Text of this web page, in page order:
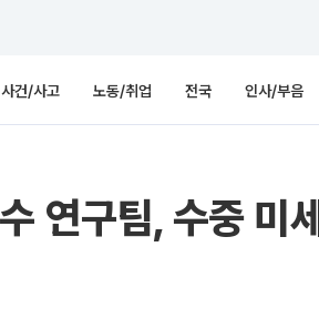
사건/사고 노동/취업 전국 인사/부음
연구팀, 수중 미